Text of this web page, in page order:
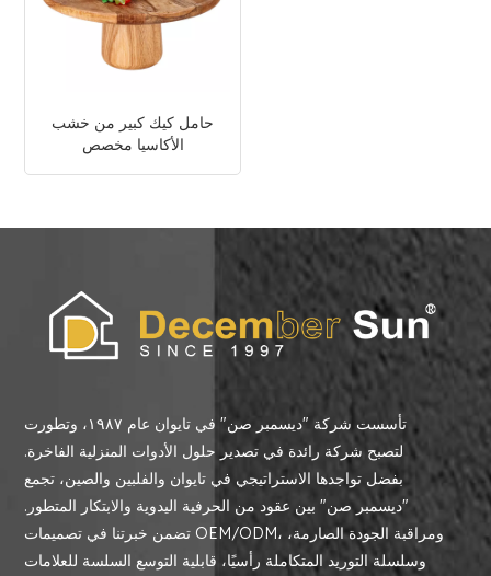
حامل كيك كبير من خشب
الأكاسيا مخصص
تأسست شركة "ديسمبر صن" في تايوان عام ١٩٨٧، وتطورت
لتصبح شركة رائدة في تصدير حلول الأدوات المنزلية الفاخرة.
بفضل تواجدها الاستراتيجي في تايوان والفلبين والصين، تجمع
"ديسمبر صن" بين عقود من الحرفية اليدوية والابتكار المتطور.
تضمن خبرتنا في تصميمات OEM/ODM، ومراقبة الجودة الصارمة،
وسلسلة التوريد المتكاملة رأسيًا، قابلية التوسع السلسة للعلامات